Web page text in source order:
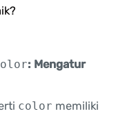
: Mengatur
color memiliki